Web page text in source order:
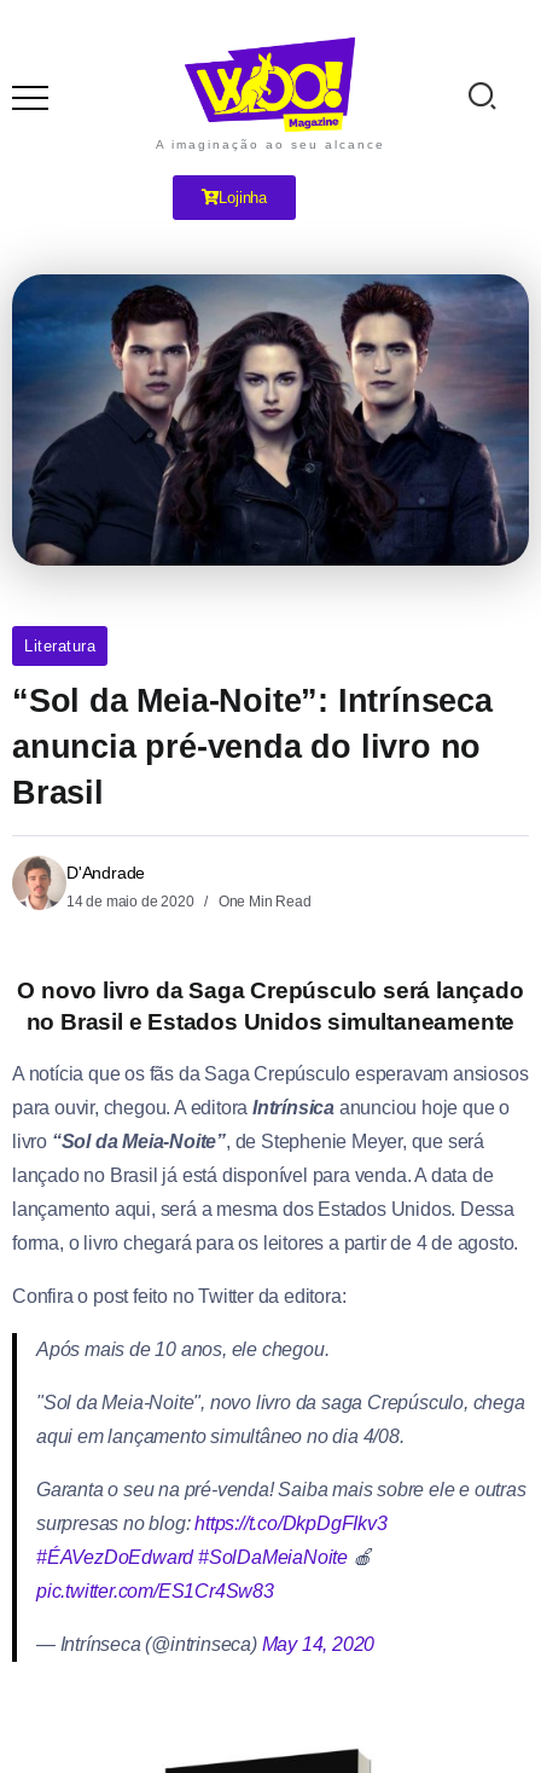
A imaginação ao seu alcance
Lojinha
Literatura
“Sol da Meia-Noite”: Intrínseca
anuncia pré-venda do livro no
Brasil
D'Andrade
14 de maio de 2020 One Min Read
O novo livro da Saga Crepúsculo será lançado
no Brasil e Estados Unidos simultaneamente
A notícia que os fãs da Saga Crepúsculo esperavam ansiosos
para ouvir, chegou. A editoraIntrínsica anunciou hoje que o
livro “Sol da Meia-Noite”, de Stephenie Meyer, que será
lançado no Brasil já está disponível para venda. A data de
lançamento aqui, será a mesma dos Estados Unidos. Dessa
forma, o livro chegará para os leitores a partir de 4 de agosto.
Confira o post feito no Twitter da editora:
Após mais de 10 anos, ele chegou.
"Sol da Meia-Noite", novo livro da saga Crepúsculo, chega
aqui em lançamento simultâneo no dia 4/08.
Garanta o seu na pré-venda! Saiba mais sobre ele e outras
surpresas no blog:https://t.co/DkpDgFIkv3
#ÉAVezDoEdward #SolDaMeiaNoite 🍎
pic.twitter.com/ES1Cr4Sw83
— Intrínseca (@intrinseca) May 14, 2020